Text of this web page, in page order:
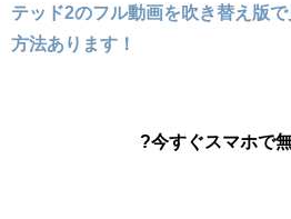
テッド2のフル動画を吹き替え版
方法あります！
?今すぐスマホで